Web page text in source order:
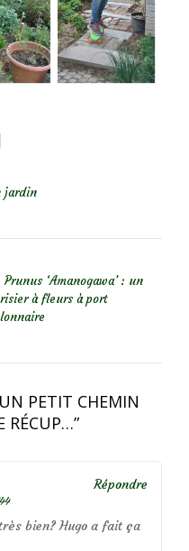
jardin
Prunus ‘Amanogawa’ : un
à fleurs à port
UN PETIT CHEMIN
RÉCUP…”
bien? Hugo a fait ça
Répondre